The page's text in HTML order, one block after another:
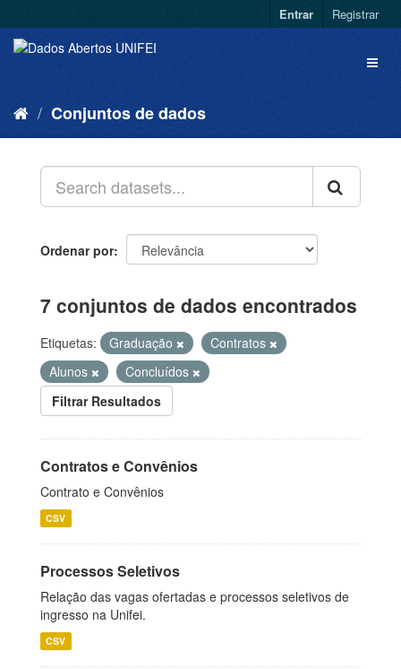
Entrar Registrar
Conjuntos de dados
Ordenar por
7 conjuntos de dados encontrados
Etiquetas: Graduação
Contratos
Alunos
Concluídos
Filtrar Resultados
Contratos e Convênios
Contrato e Convênios
CSV
Processos Seletivos
Relação das vagas ofertadas e processos seletivos de
ingresso na Unifei.
CSV